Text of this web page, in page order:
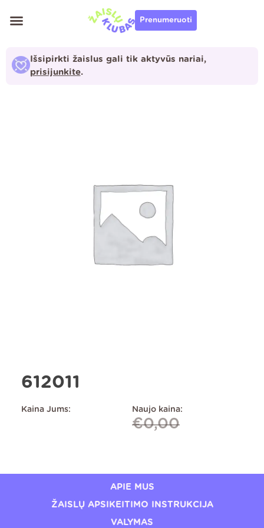
prie
Prenumeruoti
Išsipirkti žaislus gali tik aktyvūs nariai,
prisijunkite.
612011
Kaina Jums: Naujo kaina:
€0,00
APIE MUS
ŽAISLŲ APSIKEITIMO INSTRUKCIJA
VALYMAS